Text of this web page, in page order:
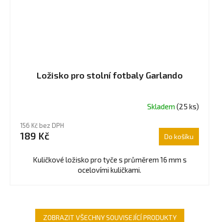
Ložisko pro stolní fotbaly Garlando
produktu
je
Skladem(25 ks)
156 Kč bez DPH
189 Kč Do košíku
Kuličkové ložisko pro tyče s průměrem 16 mm s
ocelovími kuličkami.
ZOBRAZIT VŠECHNY SOUVISEJÍCÍ PRODUKTY